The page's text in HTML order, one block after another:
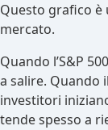
Questo grafico è
mercato.
Quando l’S&P
a salire. Quando
investitori
tende spesso a